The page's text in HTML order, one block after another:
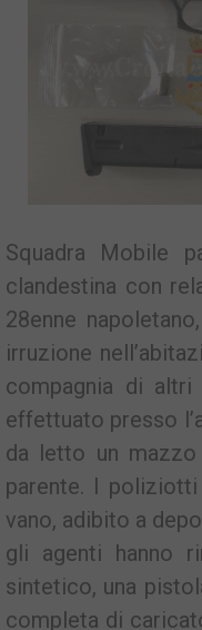
Squadra Mobile
clandestina con
28enne
irruzione
compagnia di
effettuato presso
da letto un mazzo
parente. I
vano, adibito a
gli agenti hanno
sintetico, una
completa di